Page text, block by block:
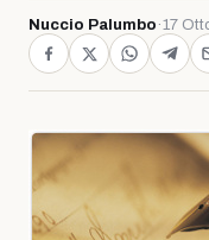
Nuccio Palumbo ·17